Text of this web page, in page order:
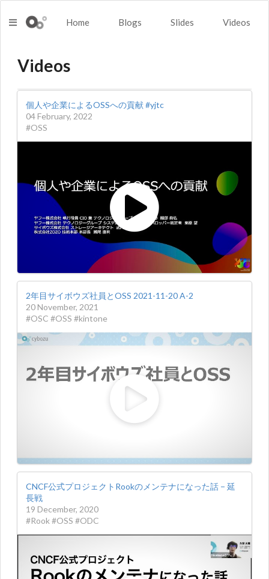
Home Blogs Slides Videos
Videos
個人や企業によるOSSへの貢献 #yjtc
04 February, 2022
#OSS
2年目サイボウズ社員とOSS 2021-11-20 A-2
20 November, 2021
#OSC #OSS #kintone
CNCF公式プロジェクトRookのメンテナになった話 − 延
長戦
19 December, 2020
#Rook #OSS #ODC